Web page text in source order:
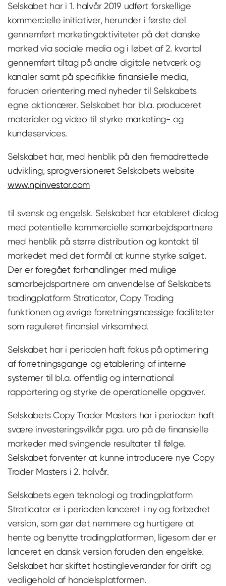
Selskabet har i 1. halvår 2019 udført forskellige
kommercielle initiativer, herunder i første del
gennemført marketingaktiviteter på det danske
marked via sociale media og i løbet af 2. kvartal
gennemført tiltag på andre digitale netværk og
kanaler samt på specifikke finansielle media,
foruden orientering med nyheder til Selskabets
egne aktionærer. Selskabet har bl.a. produceret
materialer og video til styrke marketing- og
kundeservices.
Selskabet har, med henblik på den fremadrettede
udvikling, sprogversioneret Selskabets website
www.npinvestor.com
til svensk og engelsk. Selskabet har etableret dialog
med potentielle kommercielle samarbejdspartnere
med henblik på større distribution og kontakt til
markedet med det formål at kunne styrke salget.
Der er foregået forhandlinger med mulige
samarbejdspartnere om anvendelse af Selskabets
tradingplatform Straticator, Copy Trading
funktionen og øvrige forretningsmæssige faciliteter
som reguleret finansiel virksomhed.
Selskabet har i perioden haft fokus på optimering
af forretningsgange og etablering af interne
systemer til bl.a. offentlig og international
rapportering og styrke de operationelle opgaver.
Selskabets Copy Trader Masters har i perioden haft
svære investeringsvilkår pga. uro på de finansielle
markeder med svingende resultater til følge.
Selskabet forventer at kunne introducere nye Copy
Trader Masters i 2. halvår.
Selskabets egen teknologi og tradingplatform
Straticator er i perioden lanceret i ny og forbedret
version, som gør det nemmere og hurtigere at
hente og benytte tradingplatformen, ligesom der er
lanceret en dansk version foruden den engelske.
Selskabet har skiftet hostingleverandør for drift og
vedligehold af handelsplatformen.